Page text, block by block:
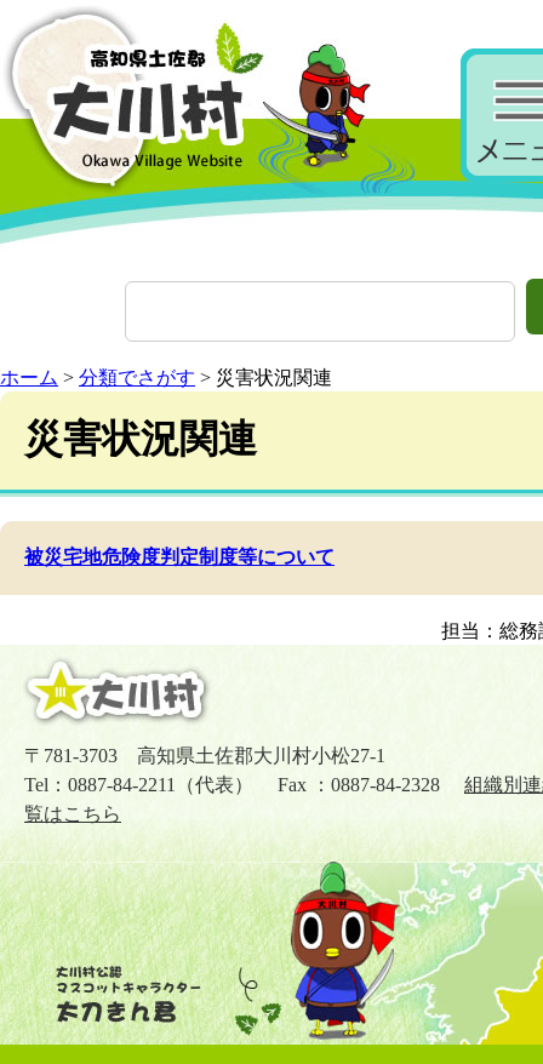
ホーム > 分類でさがす > 災害状況関連
災害状況関連
被災宅地危険度判定制度等について
担当：総務
〒781-3703 高知県土佐郡大川村小松27-1
Tel：0887-84-2211（代表） Fax ：0887-84-2328 組織別
覧はこちら